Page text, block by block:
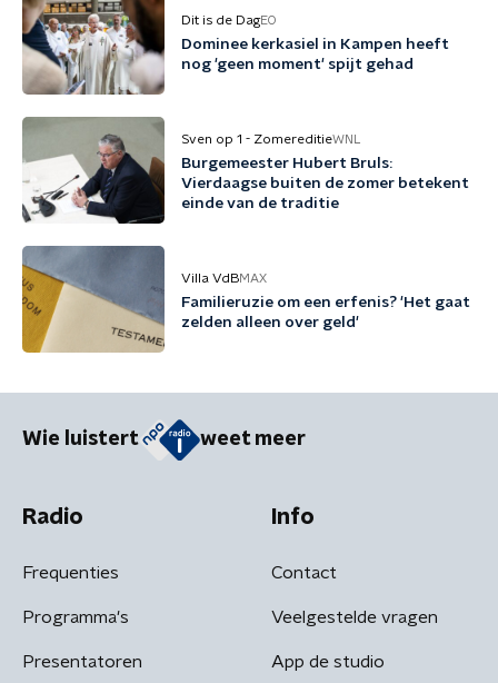
Dit is de DagEO
Dominee kerkasiel in Kampen heeft
nog 'geen moment' spijt gehad
Sven op 1 - ZomereditieWNL
Burgemeester Hubert Bruls:
Vierdaagse buiten de zomer betekent
einde van de traditie
Villa VdBMAX
Familieruzie om een erfenis? 'Het gaat
zelden alleen over geld'
Wie luistert weet meer
Radio
Frequenties
Programma's
Presentatoren
Info
Contact
Veelgestelde vragen
App de studio